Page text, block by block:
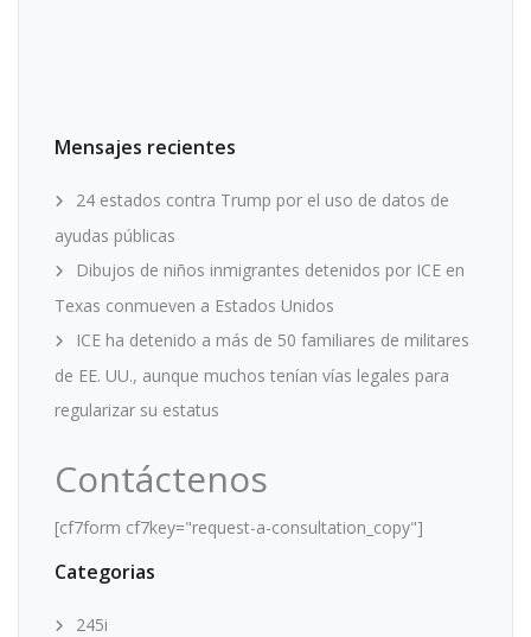
Mensajes recientes
24 estados contra Trump por el uso de datos de
ayudas públicas
Dibujos de niños inmigrantes detenidos por ICE en
Texas conmueven a Estados Unidos
ICE ha detenido a más de 50 familiares de militares
de EE. UU., aunque muchos tenían vías legales para
regularizar su estatus
Contáctenos
[cf7form cf7key="request-a-consultation_copy"]
Categorias
245i